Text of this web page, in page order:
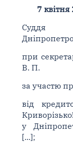
7
Суддя
при
В. П.
за участю
від
у
[...];